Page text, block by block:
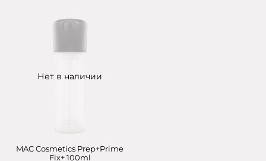
Нет в наличии
MAC Cosmetics Prep+Prime
Fix+ 100ml